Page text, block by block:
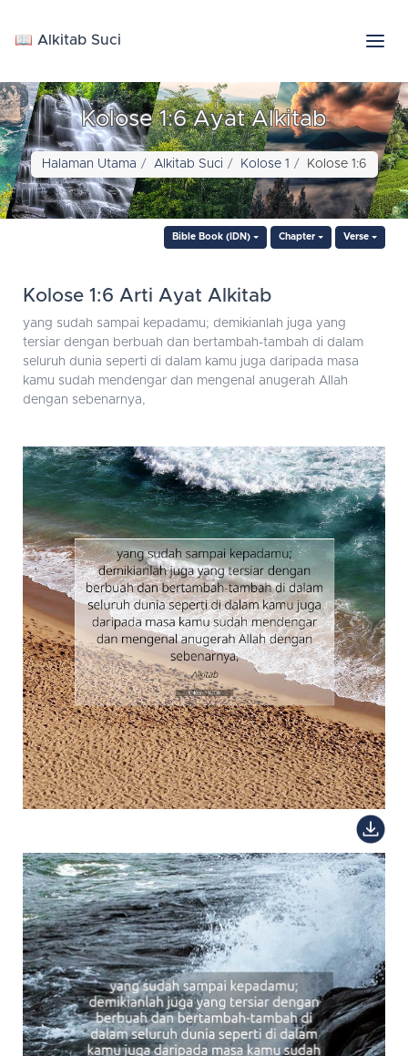
📖 Alkitab Suci
Kolose 1:6 Ayat Alkitab
Halaman Utama Alkitab Suci Kolose 1 Kolose 1:6
Bible Book (IDN) Chapter Verse
Kolose 1:6 Arti Ayat Alkitab
yang sudah sampai kepadamu; demikianlah juga yang
tersiar dengan berbuah dan bertambah-tambah di dalam
seluruh dunia seperti di dalam kamu juga daripada masa
kamu sudah mendengar dan mengenal anugerah Allah
dengan sebenarnya,